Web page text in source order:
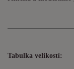
Tabulka velikostí: